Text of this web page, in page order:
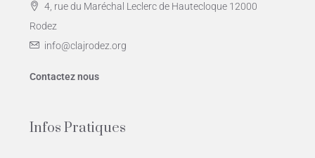
4, rue du Maréchal Leclerc de Hautecloque 12000
Rodez
info@clajrodez.org
Contactez nous
Infos Pratiques